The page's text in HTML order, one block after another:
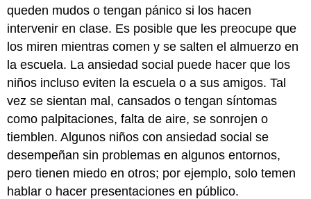
queden mudos o tengan pánico si los hacen
intervenir en clase. Es posible que les preocupe que
los miren mientras comen y se salten el almuerzo en
la escuela. La ansiedad social puede hacer que los
niños incluso eviten la escuela o a sus amigos. Tal
vez se sientan mal, cansados o tengan síntomas
como palpitaciones, falta de aire, se sonrojen o
tiemblen. Algunos niños con ansiedad social se
desempeñan sin problemas en algunos entornos,
pero tienen miedo en otros; por ejemplo, solo temen
hablar o hacer presentaciones en público.